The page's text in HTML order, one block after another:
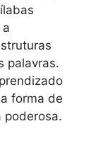
palavras.
forma de
poderosa.